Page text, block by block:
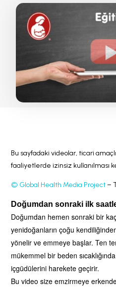
Bu sayfadaki videolar, ticari
faaliyetlerde izinsiz kullanılması
© Global Health Media Project–
Doğumdan sonraki ilk
Doğumdan hemen sonraki bir
yenidoğanların çoğu
yönelir ve emmeye başlar. Ten
mükemmel bir beden
içgüdülerini harekete geçirir.
Bu video size emzirmeye